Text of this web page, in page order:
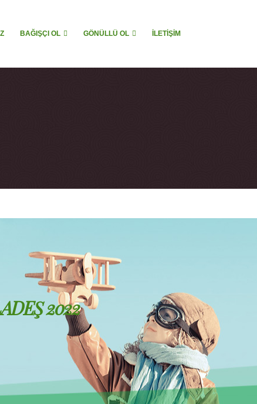
BAĞIŞÇI OL GÖNÜLLÜ OL İLETIŞIM
2022